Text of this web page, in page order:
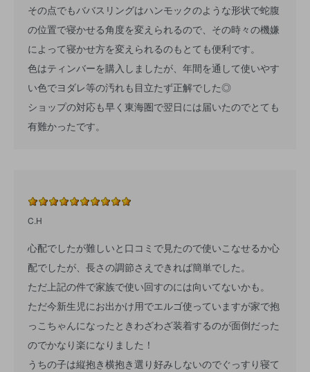
その点でもババスリングはハンモックのような形状で蛇腹
の位置で寝かせる角度を変えられるので、その時々の機嫌
によって寝かせ方を変えられるのもとても便利です。
色はティンバーを購入しましたが、年間を通して使いやす
い色でヨダレ等の汚れも目立たず正解でした◎
ショップの対応も早く東海圏で翌日には届いたのでとても
有難かったです。
C.H
心配でしたが難しいと口コミで見たので使いこなせるか心
配でしたが、長さの調節さえできれば簡単でした。
ただ上記の件で家族で使い回すのには向いてないかも。
ただ今新生児にお出かけ用でエルゴ使っていますが家で抱
っこちゃんになったときわざわざ装着するのが面倒だった
のでかなり楽になりました！
うちの子は縦抱き横抱き選り好みしないのでぐっすり寝て